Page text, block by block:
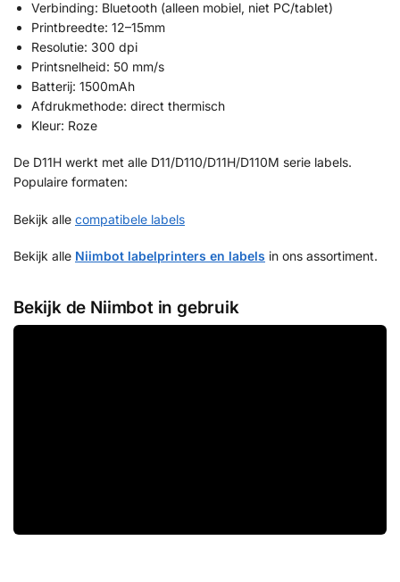
Verbinding: Bluetooth (alleen mobiel, niet PC/tablet)
Printbreedte: 12–15mm
Resolutie: 300 dpi
Printsnelheid: 50 mm/s
Batterij: 1500mAh
Afdrukmethode: direct thermisch
Kleur: Roze
De D11H werkt met alle D11/D110/D11H/D110M serie labels.
Populaire formaten:
Bekijk alle compatibele labels
Bekijk alle Niimbot labelprinters en labels in ons assortiment.
Bekijk de Niimbot in gebruik